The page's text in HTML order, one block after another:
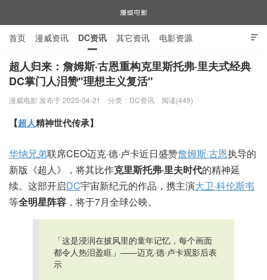
漫威电影

首页 漫威资讯 DC资讯 其它资讯 电影资源
电视剧资源 漫威图片
超人归来：詹姆斯·古恩重构克里斯托弗·里夫式经典
DC掌门人泪赞"理想主义复活"
漫威电影 发布于 2025-04-21 分类： DC资讯 阅读(449)
【超人精神世代传承】
华纳兄弟联席CEO迈克·德·卢卡近日盛赞詹姆斯·古恩执导的
新版《超人》，将其比作克里斯托弗·里夫时代的精神延
续。这部开启DC宇宙新纪元的作品，携主演大卫·科伦斯韦
等全明星阵容 ，将于7月全球公映。
「这是浸润在披风里的童年记忆，每个画面
都令人热泪盈眶」——迈克·德·卢卡观影后表
示